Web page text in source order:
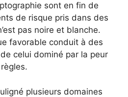
sont en fin de
de risque pris dans des
pas noire et blanche.
favorable conduit à des
celui dominé par la peur
plusieurs domaines